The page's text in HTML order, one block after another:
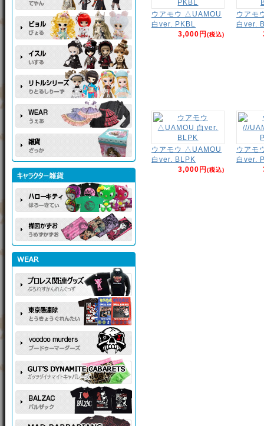
ウアモウ △UAMOU
白ver. PKBL
3,000円(税込)
ウアモ
白ver.
ウアモウ △UAMOU
白ver. BLPK
3,000円(税込)
ウアモ
白ver.